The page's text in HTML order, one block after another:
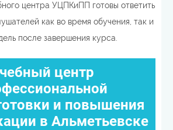
центра УЦПКиПП готовы ответить
как во время обучения, так и
после завершения курса.
центр
и повышения
в Альметьевске